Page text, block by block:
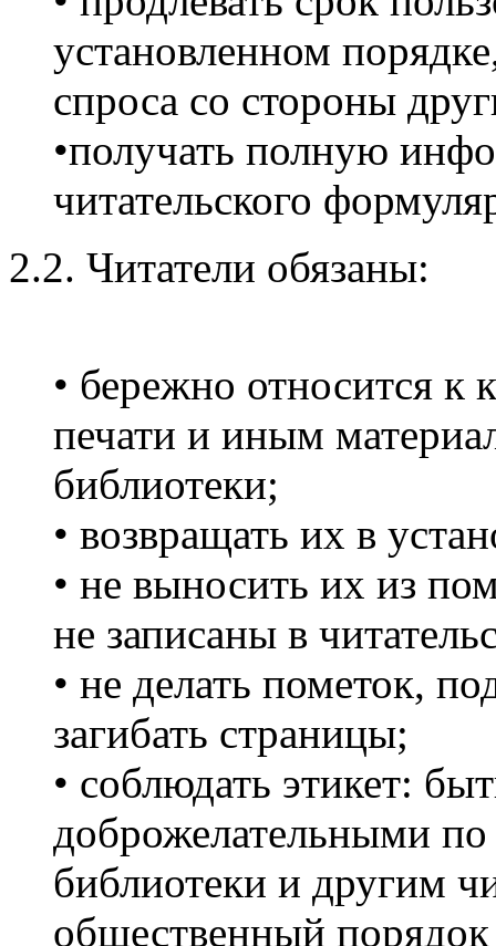
установленном
спроса со стороны
•получать полную
читательского
2.2. Читатели обязаны:
• бережно относится к
печати и иным
библиотеки;
• возвращать их в
• не выносить их из
не записаны в
• не делать пометок,
загибать страницы;
• соблюдать этикет:
доброжелательными
библиотеки и другим
общественный